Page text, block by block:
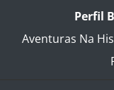
Perfil
Aventuras Na